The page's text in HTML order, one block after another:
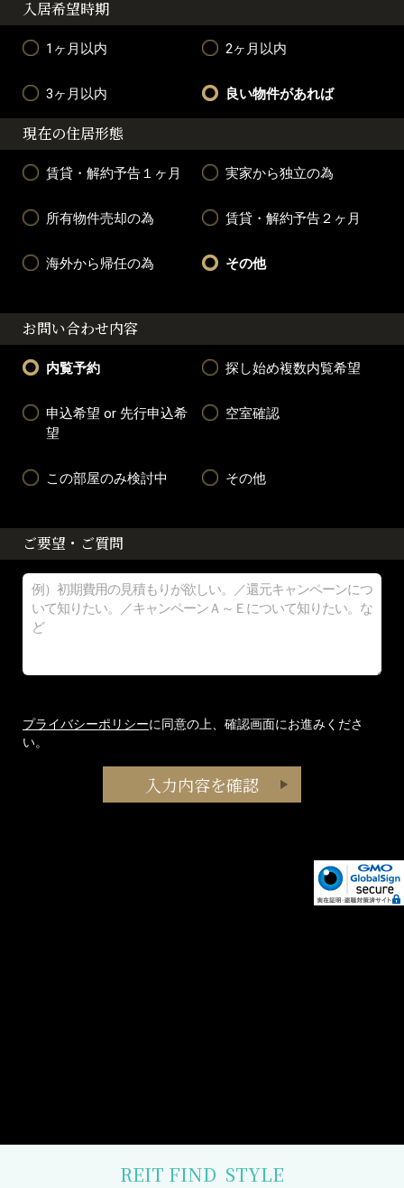
入居希望時期
1ヶ月以内 2ヶ月以内
3ヶ月以内 良い物件があれば
現在の住居形態
賃貸・解約予告１ヶ月 実家から独立の為
所有物件売却の為 賃貸・解約予告２ヶ月
海外から帰任の為 その他
お問い合わせ内容
内覧予約 探し始め複数内覧希望
申込希望 or 先行申込希
望
空室確認
この部屋のみ検討中 その他
ご要望・ご質問
プライバシーポリシーに同意の上、確認画面にお進みくださ
い。
REIT FIND STYLE